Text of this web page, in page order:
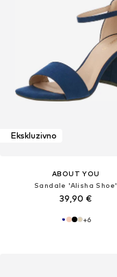
Ekskluzivno
ABOUT YOU
Sandale 'Alisha Shoe'
39,90 €
+6